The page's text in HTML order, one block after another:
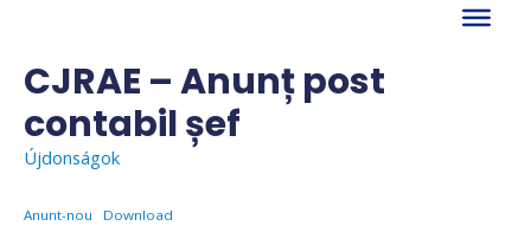
contentCJRAE – Anunț post
contabil șef
Újdonságok
Anunt-nou
Download